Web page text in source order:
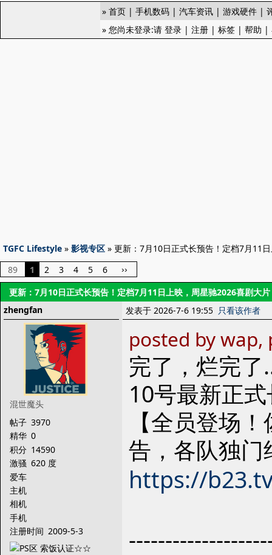
» 首页 | 手机数码 | 汽车资讯 | 游戏硬件 |
» 您尚未登录:请 登录 | 注册 | 标签 | 帮助 |
TGFC Lifestyle » 影视专区 » 更新：7月10日正式长预告！定档7月11
89
1 2 3 4 5 6 ››
更新：7月10日正式长预告！定档7月11日上映，周星驰2026喜剧大
zhengfan
混世魔头
帖子 3970
精华 0
积分 14590
激骚 620 度
爱车
主机
相机
手机
注册时间 2009-5-3
发表于 2026-7-6 19:55 只看该作者
posted by
完了，烂完
10号最新正
【全员登场
告，各队独
https://